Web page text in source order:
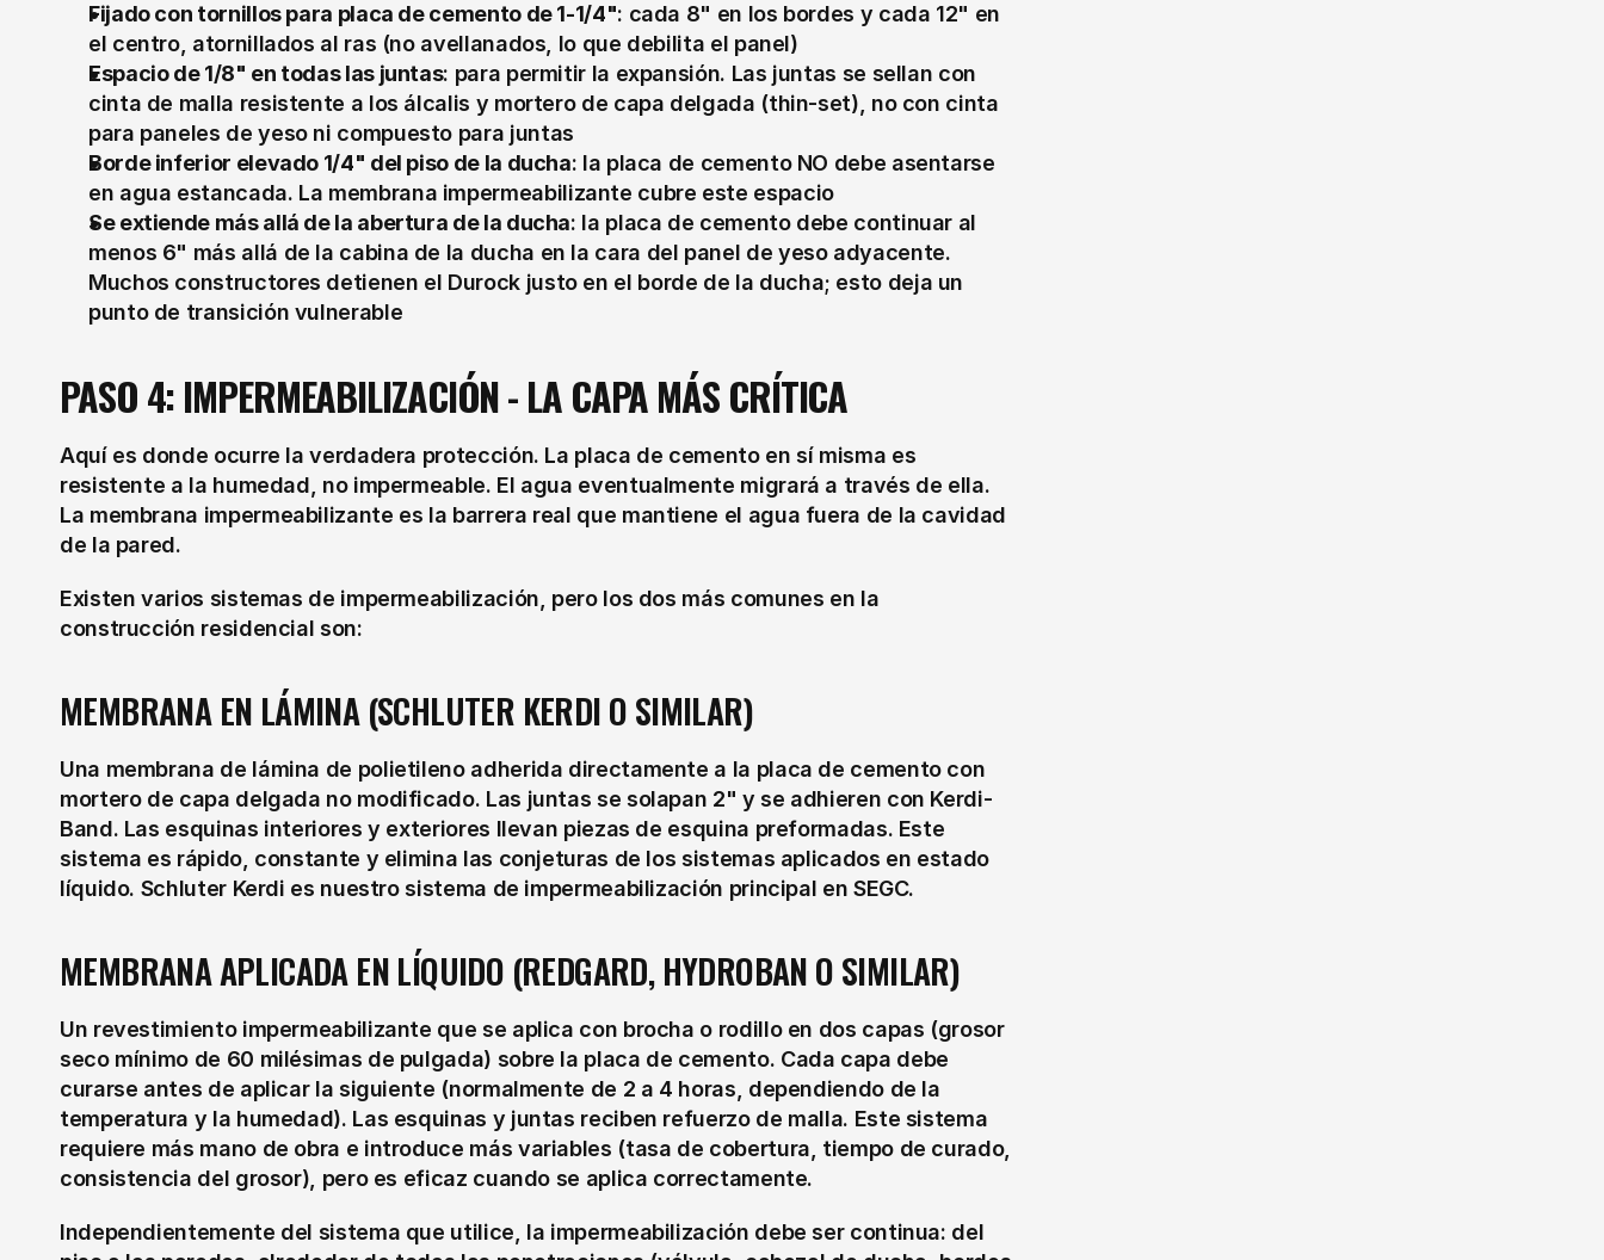
Fijado con tornillos para placa de cemento de 1-1/4": cada 8" en los bordes y cada 12" en
el centro, atornillados al ras (no avellanados, lo que debilita el panel)
Espacio de 1/8" en todas las juntas: para permitir la expansión. Las juntas se sellan con
cinta de malla resistente a los álcalis y mortero de capa delgada (thin-set), no con cinta
para paneles de yeso ni compuesto para juntas
Borde inferior elevado 1/4" del piso de la ducha: la placa de cemento NO debe asentarse
en agua estancada. La membrana impermeabilizante cubre este espacio
Se extiende más allá de la abertura de la ducha: la placa de cemento debe continuar al
menos 6" más allá de la cabina de la ducha en la cara del panel de yeso adyacente.
Muchos constructores detienen el Durock justo en el borde de la ducha; esto deja un
punto de transición vulnerable
PASO 4: IMPERMEABILIZACIÓN - LA CAPA MÁS CRÍTICA
Aquí es donde ocurre la verdadera protección. La placa de cemento en sí misma es
resistente a la humedad, no impermeable. El agua eventualmente migrará a través de ella.
La membrana impermeabilizante es la barrera real que mantiene el agua fuera de la cavidad
de la pared.
Existen varios sistemas de impermeabilización, pero los dos más comunes en la
construcción residencial son:
MEMBRANA EN LÁMINA (SCHLUTER KERDI O SIMILAR)
Una membrana de lámina de polietileno adherida directamente a la placa de cemento con
mortero de capa delgada no modificado. Las juntas se solapan 2" y se adhieren con Kerdi-
Band. Las esquinas interiores y exteriores llevan piezas de esquina preformadas. Este
sistema es rápido, constante y elimina las conjeturas de los sistemas aplicados en estado
líquido. Schluter Kerdi es nuestro sistema de impermeabilización principal en SEGC.
MEMBRANA APLICADA EN LÍQUIDO (REDGARD, HYDROBAN O SIMILAR)
Un revestimiento impermeabilizante que se aplica con brocha o rodillo en dos capas (grosor
seco mínimo de 60 milésimas de pulgada) sobre la placa de cemento. Cada capa debe
curarse antes de aplicar la siguiente (normalmente de 2 a 4 horas, dependiendo de la
temperatura y la humedad). Las esquinas y juntas reciben refuerzo de malla. Este sistema
requiere más mano de obra e introduce más variables (tasa de cobertura, tiempo de curado,
consistencia del grosor), pero es eficaz cuando se aplica correctamente.
Independientemente del sistema que utilice, la impermeabilización debe ser continua: del